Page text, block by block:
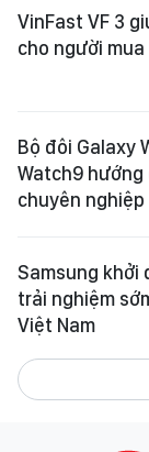
VinFast VF 3
cho người mua
Bộ đôi Galaxy
Watch9
chuyên nghiệp
Samsung khởi
trải nghiệm
Việt Nam